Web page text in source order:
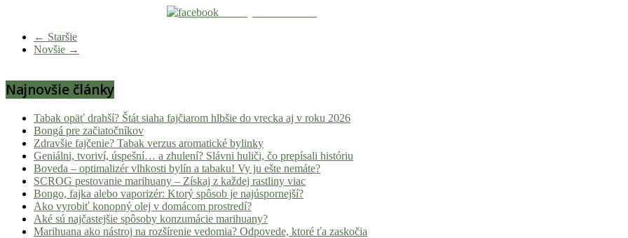
← Staršie
Novšie →
Najnovšie články
Tabak opäť drahší? Štát siaha fajčiarom hlbšie do vrecka aj v roku 2026
Bongá pre začiatočníkov
Zdravšie fajčenie? Tabak verzus aromatické bylinky
Geniálni, tvoriví, úspešní… a zhulení? Slávni huliči, čo prepísali históriu
Boveda – optimalizér vlhkosti bylín a tabaku! Vy ju ešte nemáte?
SCROG pestovanie marihuany – Získaj z každej rastliny viac
Bongo, fajka alebo vaporizér: Ktorý spôsob je najúspornejší?
Ako vyrobiť konopný olej v domácom prostredí?
Aké sú najčastejšie spôsoby konzumácie marihuany?
Marihuana ako nástroj na rozšírenie vedomia? Odpovede, ktoré ťa zaskočia